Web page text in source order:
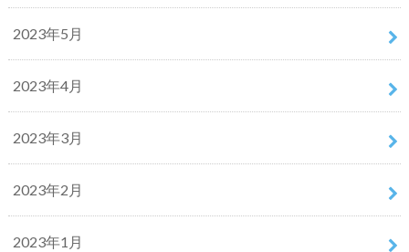
2023年5月
2023年4月
2023年3月
2023年2月
2023年1月